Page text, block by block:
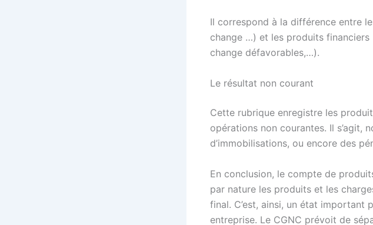
Il correspond à la différence entre
change …) et les produits
change défavorables,…).
Le résultat non courant
Cette rubrique enregistre les
opérations non courantes. Il s’agit,
d’immobilisations, ou encore des
En conclusion, le compte de
par nature les produits et les
final. C’est, ainsi, un état important
entreprise. Le CGNC prévoit de